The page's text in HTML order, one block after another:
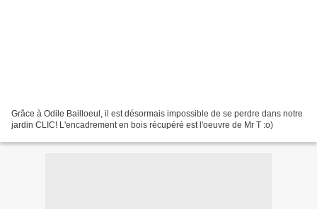
Grâce à Odile Bailloeul, il est désormais impossible de se perdre dans notre
jardin CLIC! L'encadrement en bois récupéré est l'oeuvre de Mr T :o)